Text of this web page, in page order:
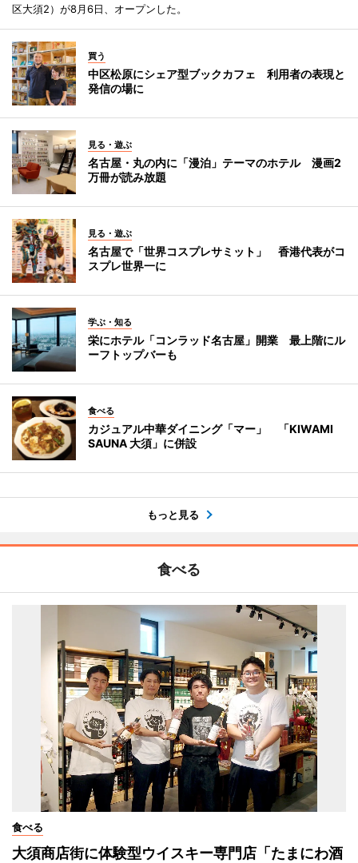
区大須2）が8月6日、オープンした。
買う
中区松原にシェア型ブックカフェ 利用者の表現と
発信の場に
見る・遊ぶ
名古屋・丸の内に「漫泊」テーマのホテル 漫画2
万冊が読み放題
見る・遊ぶ
名古屋で「世界コスプレサミット」 香港代表がコ
スプレ世界一に
学ぶ・知る
栄にホテル「コンラッド名古屋」開業 最上階にル
ーフトップバーも
食べる
カジュアル中華ダイニング「マー」 「KIWAMI
SAUNA 大須」に併設
もっと見る
食べる
食べる
大須商店街に体験型ウイスキー専門店「たまにわ酒